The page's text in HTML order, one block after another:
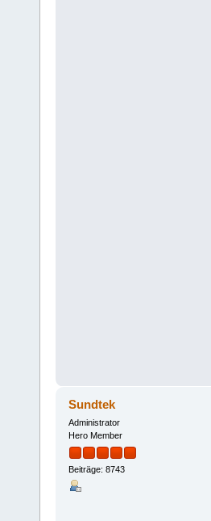
Sundtek
Administrator
Hero Member
Beiträge: 8743